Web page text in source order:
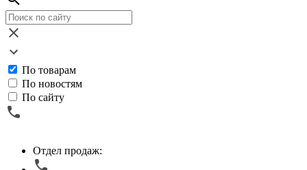
По товарам
По новостям
По сайту
Отдел продаж: